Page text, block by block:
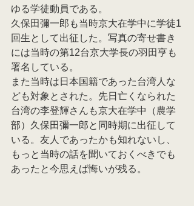
ゆる学徒動員である。
久保田彌一郎も当時京大在学中に学徒1
回生として出征した。写真の寄せ書き
には当時の第12台京大学長の羽田亨も
署名している。
また当時は日本国籍であった台湾人な
ども対象とされた。先日亡くなられた
台湾の李登輝さんも京大在学中（農学
部）久保田彌一郎と同時期に出征して
いる。友人であったかも知れないし、
もっと当時の話を聞いておくべきでも
あったと今思えば悔いが残る。